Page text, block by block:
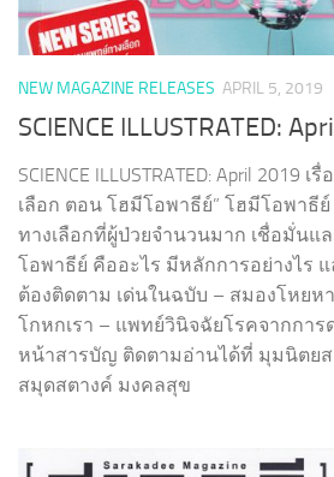
NEW MAGAZINE RELEASES APRIL 5, 2019
SCIENCE ILLUSTRATED:
SCIENCE ILLUSTRATED: April 2019
เลือก ตอน โฮมีโอพาธีย์” โฮมีโอพาธี
ทางเลือกที่ผู้ป่วยจำนวนมาก เชื่อมั่นแ
โอพาธีย์ คืออะไร มีหลักการอย่างไร
ต้องติดตาม เด่นในฉบับ – สมองโหยห
โกหกเรา – แพทย์วินิจฉัยโรคจากกา
หน้าสารบัญ ติดตามอ่านได้ที่ มุมนิตย
สมุดสตางค์ มงคลสุข